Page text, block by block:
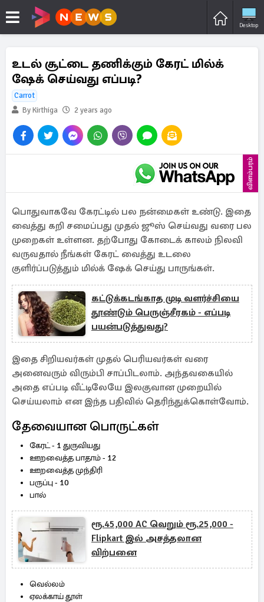
Desktop
உடல் சூட்டை தணிக்கும் கேரட் மில்க்
ஷேக் செய்வது எப்படி?
Carrot
By Kirthiga
2 years ago
விளம்பரம்
பொதுவாகவே கேரட்டில் பல நன்மைகள் உண்டு. இதை
வைத்து கறி சமைப்பது முதல் ஜூஸ் செய்வது வரை பல
முறைகள் உள்ளன. தற்போது கோடைக் காலம் நிலவி
வருவதால் நீங்கள் கேரட் வைத்து உடலை
குளிர்ப்படுத்தும் மில்க் ஷேக் செய்து பாருங்கள்.
கட்டுக்கடங்காத முடி வளர்ச்சியை
தூண்டும் பெருஞ்சீரகம் - எப்படி
பயன்படுத்துவது?
இதை சிறியவர்கள் முதல் பெரியவர்கள் வரை
அனைவரும் விரும்பி சாப்பிடலாம். அந்தவகையில்
அதை எப்படி வீட்டிலேயே இலகுவான முறையில்
செய்யலாம் என இந்த பதிவில் தெரிந்துக்கொள்வோம்.
தேவையான பொருட்கள்
கேரட் - 1 துருவியது
ஊறவைத்த பாதாம் - 12
ஊறவைத்த முந்திரி
பருப்பு - 10
பால்
ரூ.45,000 AC வெறும் ரூ.25,000 -
Flipkart இல் அசத்தலான
விற்பனை
வெல்லம்
ஏலக்காய் தூள்